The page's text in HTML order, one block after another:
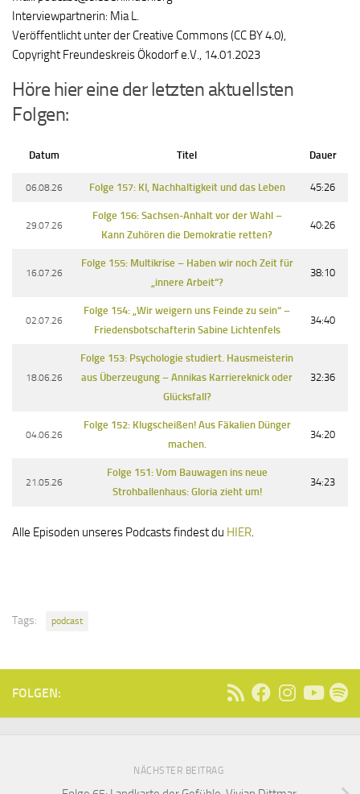
Interviewpartnerin: Mia L.
Veröffentlicht unter der Creative Commons (CC BY 4.0),
Copyright Freundeskreis Ökodorf e.V., 14.01.2023
Höre hier eine der letzten aktuellsten
Folgen:
Datum Titel Dauer
06.08.26 Folge 157: KI, Nachhaltigkeit und das Leben 45:26
29.07.26
Folge 156: Sachsen-Anhalt vor der Wahl –
Kann Zuhören die Demokratie retten?
40:26
16.07.26
Folge 155: Multikrise – Haben wir noch Zeit für
„innere Arbeit“?
38:10
02.07.26
Folge 154: „Wir weigern uns Feinde zu sein“ –
Friedensbotschafterin Sabine Lichtenfels
34:40
18.06.26
Folge 153: Psychologie studiert. Hausmeisterin
aus Überzeugung – Annikas Karriereknick oder
Glücksfall?
32:36
04.06.26
Folge 152: Klugscheißen! Aus Fäkalien Dünger
machen.
34:20
21.05.26
Folge 151: Vom Bauwagen ins neue
Strohballenhaus: Gloria zieht um!
34:23
Alle Episoden unseres Podcasts findest du HIER.
Tags: podcast
FOLGEN:
NÄCHSTER BEITRAG